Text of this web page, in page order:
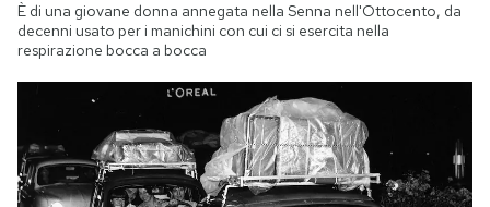
È di una giovane donna annegata nella Senna nell'Ottocento, da
decenni usato per i manichini con cui ci si esercita nella
respirazione bocca a bocca